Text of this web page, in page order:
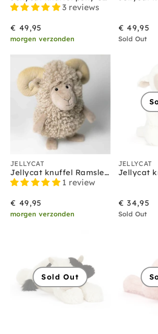
Jellycat amuseables
Jellycat amfibieën
Jellycat bag charms
Jellycat bartholomew bear
Jellycat bashful
Jellycat boerderijdieren
Jellycat bunny
Jellycat christmas
Jellycat dinosaurus
Jellycat dragons
Jellycat Halloween
Jellycat huisdieren
Jellycat insecten
Jellycat knuffeldoekjes
Jellycat monsters
Jellycat sale
Jellycat smudge
Jellycat sports
Jellycat wilde dieren
Jellycat zeedieren
3 reviews
€ 49,95
morgen verzonden
€ 49,95
Sold Out
JELLYCAT
Jellycat knuffel Ramsley Sheep
1 review
€ 49,95
morgen verzonden
JELLYCAT
€ 34,95
Sold Out
Sold Out